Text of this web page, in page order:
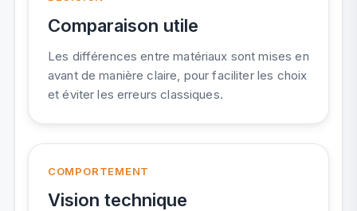
Comparaison utile
Les différences entre matériaux sont mises en
avant de manière claire, pour faciliter les choix
et éviter les erreurs classiques.
COMPORTEMENT
Vision technique